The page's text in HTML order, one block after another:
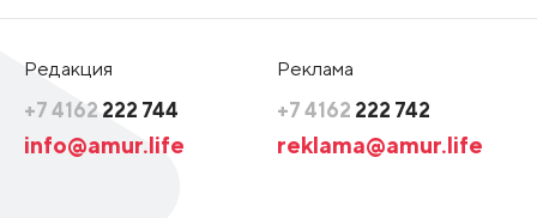
Редакция
+7 4162 222 744
info@amur.life
Реклама
+7 4162 222 742
reklama@amur.life